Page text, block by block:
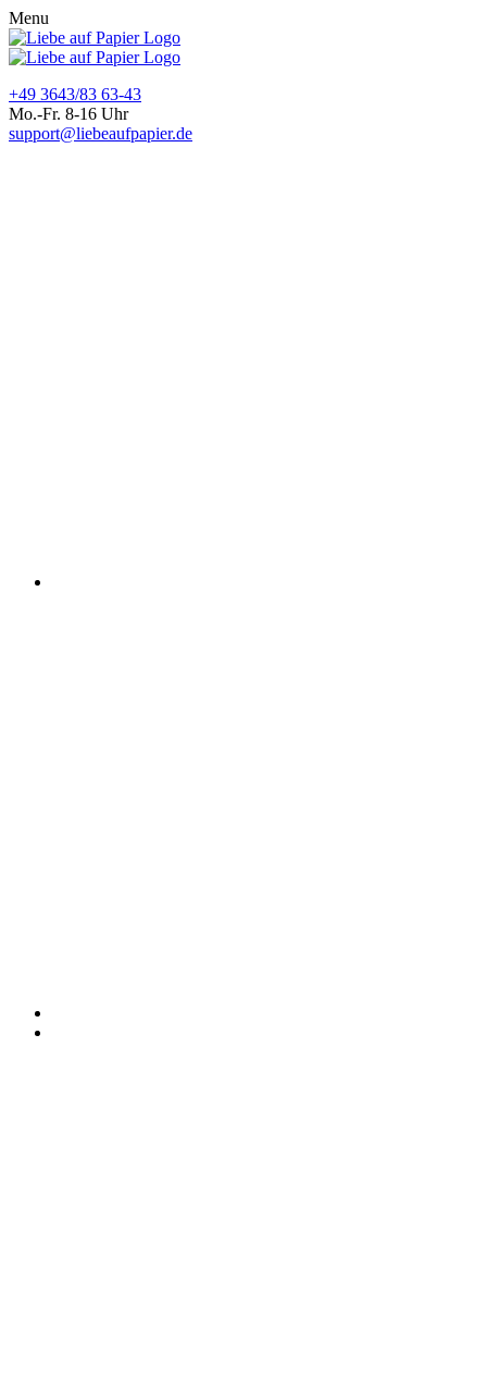
Menu
+49 3643/83 63-43
Mo.-Fr. 8-16 Uhr
support@liebeaufpapier.de